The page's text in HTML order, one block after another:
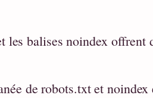
les balises noindex offrent
de robots.txt et